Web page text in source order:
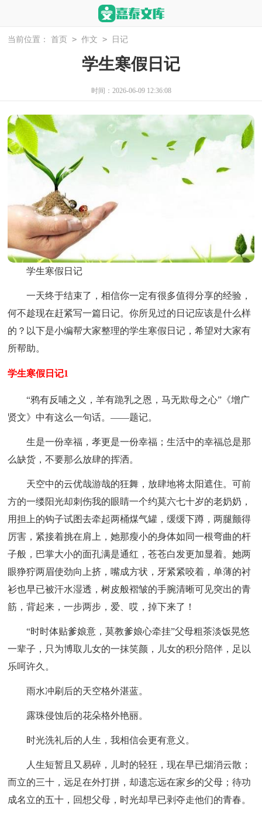
当前位置： 首页 > 作文 > 日记
学生寒假日记
时间：2026-06-09 12:36:08
学生寒假日记
一天终于结束了，相信你一定有很多值得分享的经验，
何不趁现在赶紧写一篇日记。你所见过的日记应该是什么样
的？以下是小编帮大家整理的学生寒假日记，希望对大家有
所帮助。
学生寒假日记1
“鸦有反哺之义，羊有跪乳之恩，马无欺母之心”《增广
贤文》中有这么一句话。——题记。
生是一份幸福，孝更是一份幸福；生活中的幸福总是那
么缺货，不要那么放肆的挥洒。
天空中的云优哉游哉的狂舞，放肆地将太阳遮住。可前
方的一缕阳光却刺伤我的眼睛一个约莫六七十岁的老奶奶，
用担上的钩子试图去牵起两桶煤气罐，缓缓下蹲，两腿颤得
厉害，紧接着挑在肩上，她那瘦小的身体如同一根弯曲的杆
子般，巴掌大小的面孔满是通红，苍苍白发更加显着。她两
眼狰狞两眉使劲向上挤，嘴成方状，牙紧紧咬着，单薄的衬
衫也早已被汗水湿透，树皮般褶皱的手腕清晰可见突出的青
筋，背起来，一步两步，爱、哎，掉下来了！
“时时体贴爹娘意，莫教爹娘心牵挂”父母粗茶淡饭晃悠
一辈子，只为博取儿女的一抹笑颜，儿女的积分陪伴，足以
乐呵许久。
雨水冲刷后的天空格外湛蓝。
露珠侵蚀后的花朵格外艳丽。
时光洗礼后的人生，我相信会更有意义。
人生短暂且又易碎，儿时的轻狂，现在早已烟消云散；
而立的三十，远足在外打拼，却遗忘远在家乡的父母；待功
成名立的五十，回想父母，时光却早已剥夺走他们的青春。